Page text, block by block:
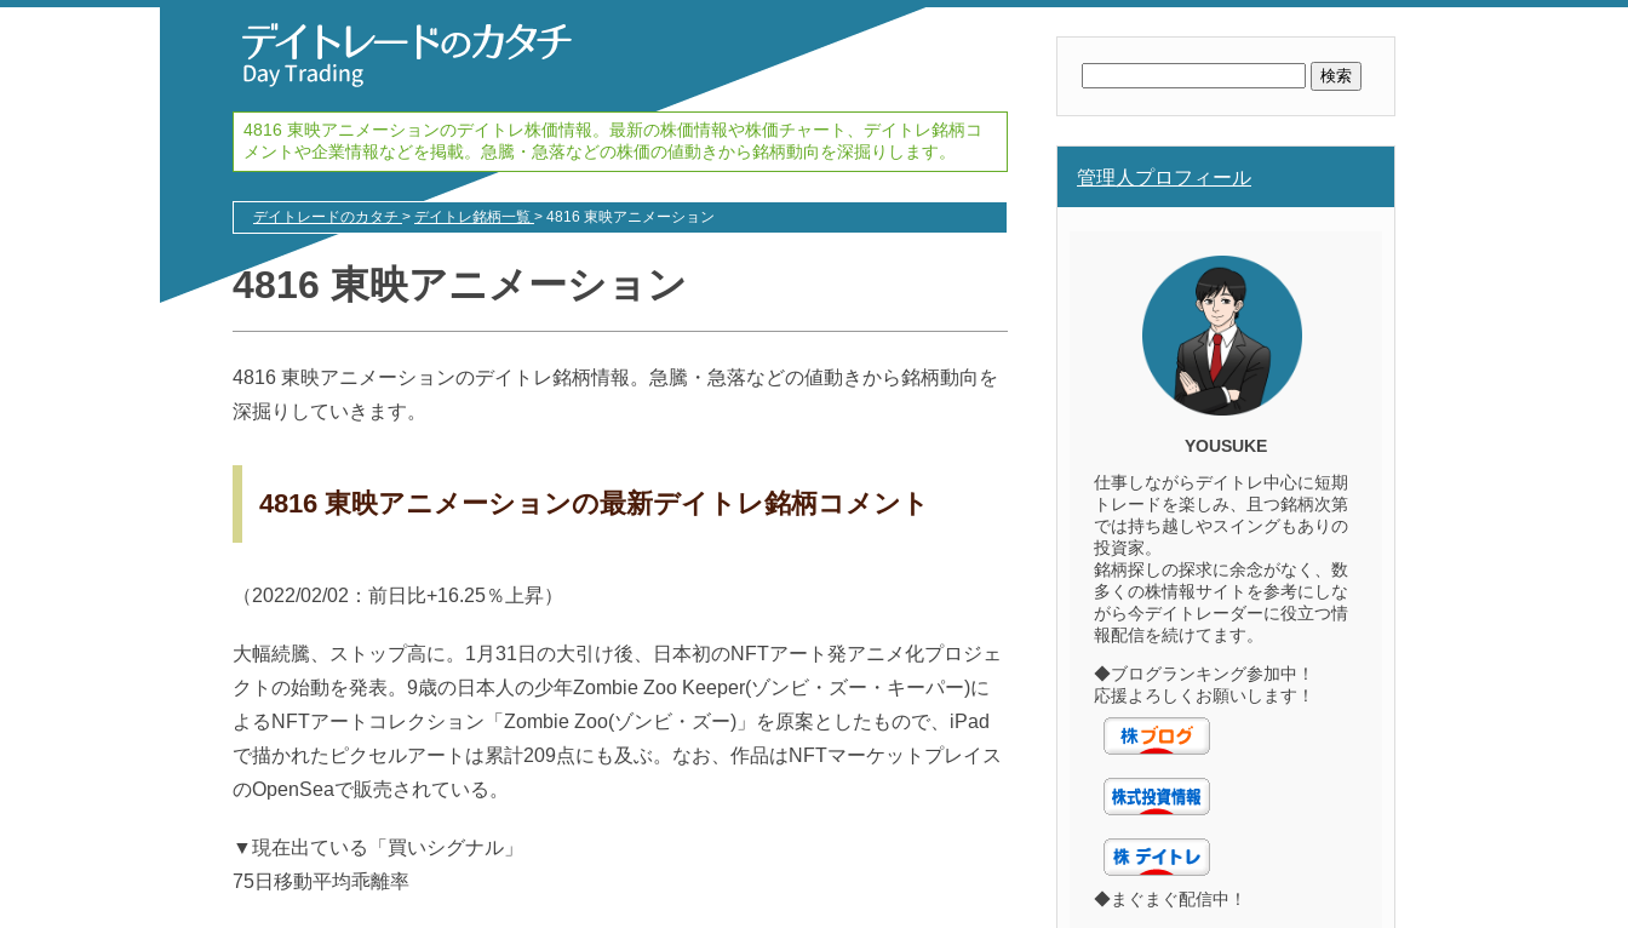
4816 東映アニメーションのデイトレ株価情報。最新の株価情報や株価チャート、デイトレ銘柄コ
メントや企業情報などを掲載。急騰・急落などの株価の値動きから銘柄動向を深掘りします。
デイトレードのカタチ > デイトレ銘柄一覧 > 4816 東映アニメーション
4816 東映アニメーション
4816 東映アニメーションのデイトレ銘柄情報。急騰・急落などの値動きから銘柄動向を
深掘りしていきます。
4816 東映アニメーションの最新デイトレ銘柄コメント
（2022/02/02：前日比+16.25％上昇）
大幅続騰、ストップ高に。1月31日の大引け後、日本初のNFTアート発アニメ化プロジェ
クトの始動を発表。9歳の日本人の少年Zombie Zoo Keeper(ゾンビ・ズー・キーパー)に
よるNFTアートコレクション「Zombie Zoo(ゾンビ・ズー)」を原案としたもので、iPad
で描かれたピクセルアートは累計209点にも及ぶ。なお、作品はNFTマーケットプレイス
のOpenSeaで販売されている。
▼現在出ている「買いシグナル」
75日移動平均乖離率
検
索:
管理人プロフィール
YOUSUKE
仕事しながらデイトレ中心に短期
トレードを楽しみ、且つ銘柄次第
では持ち越しやスイングもありの
投資家。
銘柄探しの探求に余念がなく、数
多くの株情報サイトを参考にしな
がら今デイトレーダーに役立つ情
報配信を続けてます。
◆ブログランキング参加中！
応援よろしくお願いします！
◆まぐまぐ配信中！